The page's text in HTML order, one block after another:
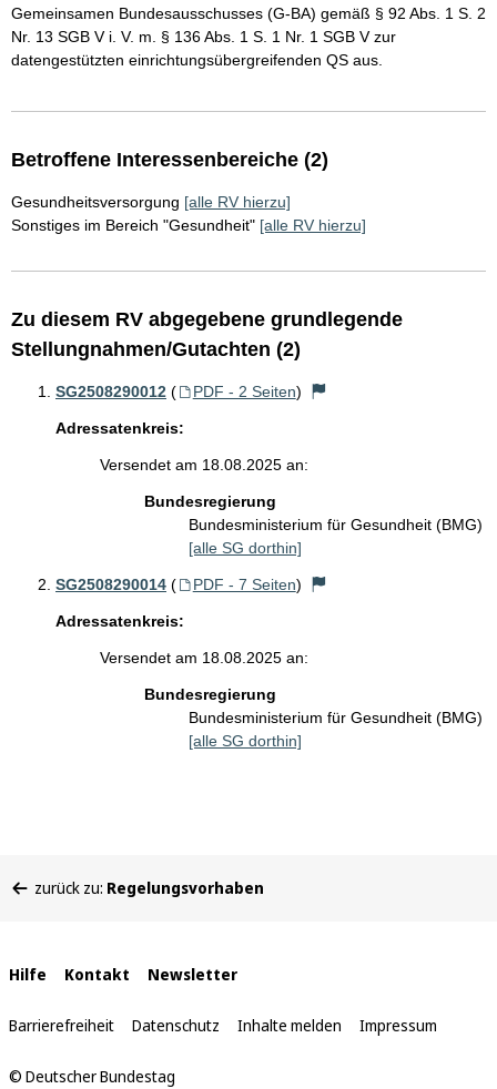
Gemeinsamen Bundesausschusses (G-BA) gemäß § 92 Abs. 1 S. 2
Nr. 13 SGB V i. V. m. § 136 Abs. 1 S. 1 Nr. 1 SGB V zur
datengestützten einrichtungsübergreifenden QS aus.
Betroffene Interessenbereiche (2)
Gesundheitsversorgung [alle RV hierzu]
Sonstiges im Bereich "Gesundheit" [alle RV hierzu]
Zu diesem RV abgegebene grundlegende
Stellungnahmen/Gutachten (2)
SG2508290012 ( PDF - 2 Seiten)
Adressatenkreis:
Versendet am 18.08.2025 an:
Bundesregierung
Bundesministerium für Gesundheit (BMG)
[alle SG dorthin]
SG2508290014 ( PDF - 7 Seiten)
Adressatenkreis:
Versendet am 18.08.2025 an:
Bundesregierung
Bundesministerium für Gesundheit (BMG)
[alle SG dorthin]
befinden
zurück zu: Regelungsvorhaben
Interne
Links
Hilfe Kontakt Newsletter
Barrierefreiheit Datenschutz Inhalte melden Impressum
© Deutscher Bundestag